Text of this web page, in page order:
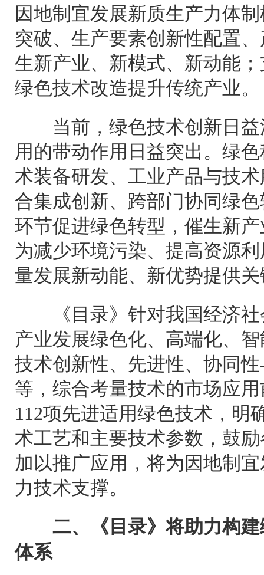
因地制宜发展新质生产力体
突破、生产要素创新性配置
生新产业、新模式、新动能
绿色技术改造提升传统产业。
当前，绿色技术创新日益
用的带动作用日益突出。绿
术装备研发、工业产品与技
合集成创新、跨部门协同绿
环节促进绿色转型，催生新
为减少环境污染、提高资源
量发展新动能、新优势提供
《目录》针对我国经济社
产业发展绿色化、高端化、
技术创新性、先进性、协同
等，综合考量技术的市场应
112项先进适用绿色技术，明
术工艺和主要技术参数，鼓
加以推广应用，将为因地制
力技术支撑。
二、《目录》将助力构
体系